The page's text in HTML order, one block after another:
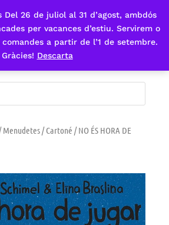
Del 26 de juliol al 31 d’agost, ambdós
per vacances d’estiu. Servirem o
a partir de l’1 de setembre.
Gràcies! Descarta
Menudetes / Cartoné / NO ÉS HORA DE